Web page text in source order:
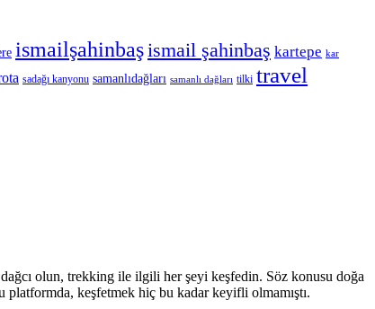
ismailşahinbaşismail şahinbaş kartepe kar
sadağı kanyonu samanlıdağları samanlı dağları tilki travel
olun, trekking ile ilgili her şeyi keşfedin. Söz konusu doğa
keşfetmek hiç bu kadar keyifli olmamıştı.